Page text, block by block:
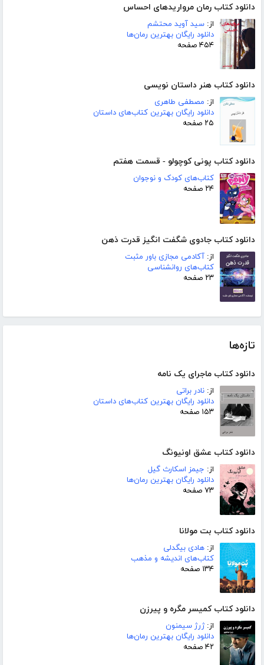
دانلود کتاب رمان مرواریدهای احساس
از: سید آوید محتشم
دانلود رایگان بهترین رمان‌ها
۴۵۴ صفحه
دانلود کتاب هنر داستان نویسی
از: مصطفی طاهری
دانلود رایگان بهترین کتاب‌های داستان
۲۵ صفحه
دانلود کتاب پونی کوچولو - قسمت هفتم
کتاب‌های کودک و نوجوان
۲۴ صفحه
دانلود کتاب جادوی شگفت انگیز قدرت ذهن
از: آکادمی مجازی باور مثبت
کتاب‌های روانشناسی
۲۳ صفحه
تازه‌ها
دانلود کتاب ماجرای یک نامه
از: نادر براتی
دانلود رایگان بهترین کتاب‌های داستان
۱۵۳ صفحه
دانلود کتاب عشق اونیونگ
از: جیمز اسکارث گیل
دانلود رایگان بهترین رمان‌ها
۷۳ صفحه
دانلود کتاب بت مولانا
از: هادی بیگدلی
کتاب‌های اندیشه و مذهب
۱۳۴ صفحه
دانلود کتاب کمیسر مگره و پیرزن
از:ژرژ سیمنون
دانلود رایگان بهترین رمان‌ها
۴۲ صفحه